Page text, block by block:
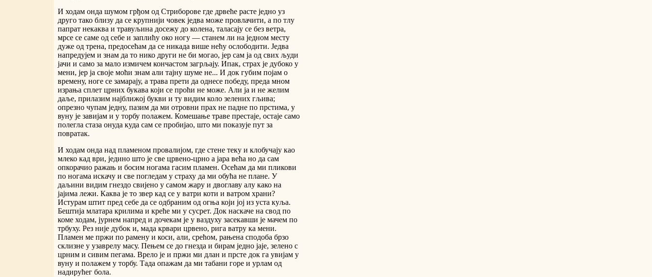
И ходам онда шумом грђом од Стриборове где дрвеће расте једно уз
друго тако близу да се крупнији човек једва може провлачити, а по тлу
папрат некаква и травуљина досежу до колена, таласају се без ветра,
мрсе се саме од себе и заплићу око ногу — станем ли на једном месту
дуже од трена, предосећам да се никада више нећу ослободити. Једва
напредујем и знам да то нико други не би могао, јер сам ја од свих људи
јачи и само за мало измичем кончастом загрљају. Ипак, страх је дубоко у
мени, јер ја своје моћи знам али тајну шуме не... И док губим појам о
времену, ноге се замарају, а трава прети да однесе победу, преда мном
израња сплет црних букава који се проћи не може. Али ја и не желим
даље, прилазим најближој букви и ту видим коло зелених гљива;
опрезно чупам једну, пазим да ми отровни прах не падне по прстима, у
вуну је завијам и у торбу полажем. Комешање траве престаје, остаје само
полегла стаза онуда куда сам се пробијао, што ми показује пут за
повратак.
И ходам онда над пламеном провалијом, где стене теку и клобучају као
млеко кад ври, једино што је све црвено-црно а јара већа но да сам
опкорачио ражањ и босим ногама гасим пламен. Осећам да ми пликови
по ногама искачу и све погледам у страху да ми обућа не плане. У
даљини видим гнездо свијено у самом жару и двоглаву алу како на
јајима лежи. Каква је то звер кад се у ватри коти и ватром храни?
Истурам штит пред себе да се одбраним од огња који јој из уста куља.
Бештија млатара крилима и креће ми у сусрет. Док наскаче на свод по
коме ходам, јурнем напред и дочекам је у ваздуху засекавши је мачем по
трбуху. Рез није дубок и, мада крвари црвено, рига ватру ка мени.
Пламен ме пржи по рамену и коси, али, срећом, рањена сподоба брзо
склизне у узаврелу масу. Пењем се до гнезда и бирам једно јаје, зелено с
црним и сивим пегама. Врело је и пржи ми длан и прсте док га увијам у
вуну и полажем у торбу. Тада опажам да ми табани горе и урлам од
надирућег бола.